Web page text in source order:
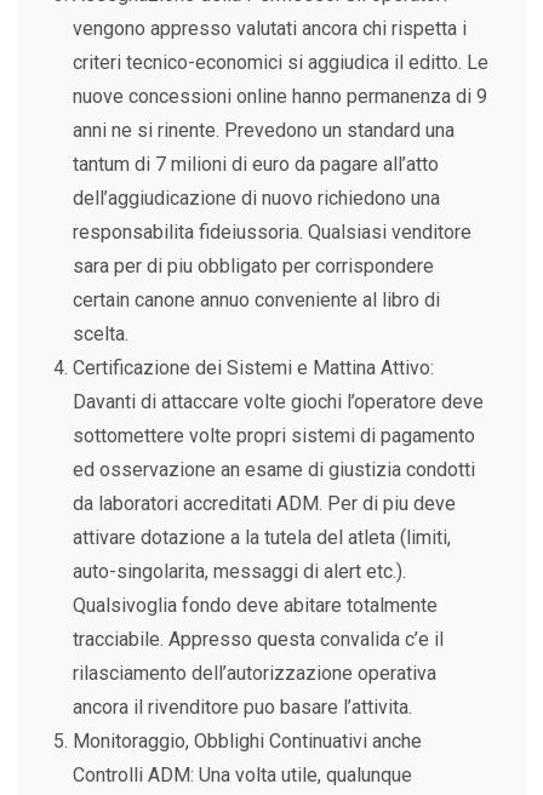
vengono appresso valutati ancora chi rispetta i
criteri tecnico-economici si aggiudica il editto. Le
nuove concessioni online hanno permanenza di 9
anni ne si rinente. Prevedono un standard una
tantum di 7 milioni di euro da pagare all’atto
dell’aggiudicazione di nuovo richiedono una
responsabilita fideiussoria. Qualsiasi venditore
sara per di piu obbligato per corrispondere
certain canone annuo conveniente al libro di
scelta.
Certificazione dei Sistemi e Mattina Attivo:
Davanti di attaccare volte giochi l’operatore deve
sottomettere volte propri sistemi di pagamento
ed osservazione an esame di giustizia condotti
da laboratori accreditati ADM. Per di piu deve
attivare dotazione a la tutela del atleta (limiti,
auto-singolarita, messaggi di alert etc.).
Qualsivoglia fondo deve abitare totalmente
tracciabile. Appresso questa convalida c’e il
rilasciamento dell’autorizzazione operativa
ancora il rivenditore puo basare l’attivita.
Monitoraggio, Obblighi Continuativi anche
Controlli ADM: Una volta utile, qualunque